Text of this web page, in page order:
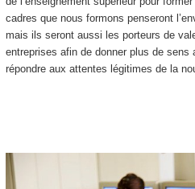
cadres que nous formons penseront
mais ils seront aussi les porteurs de
entreprises afin de donner plus de sens
répondre aux attentes légitimes de la